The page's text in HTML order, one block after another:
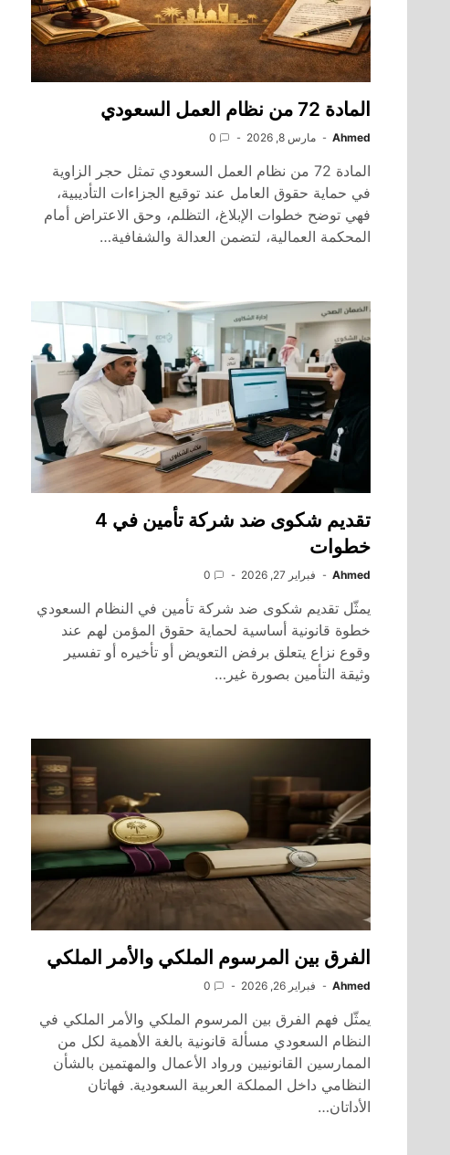
المادة 72 من نظام العمل السعودي
Ahmed مارس 8, 2026 0
المادة 72 من نظام العمل السعودي تمثل حجر الزاوية
في حماية حقوق العامل عند توقيع الجزاءات التأديبية،
فهي توضح خطوات الإبلاغ، التظلم، وحق الاعتراض أمام
المحكمة العمالية، لتضمن العدالة والشفافية…
تقديم شكوى ضد شركة تأمين في 4
خطوات
Ahmed فبراير 27, 2026 0
يمثّل تقديم شكوى ضد شركة تأمين في النظام السعودي
خطوة قانونية أساسية لحماية حقوق المؤمن لهم عند
وقوع نزاع يتعلق برفض التعويض أو تأخيره أو تفسير
وثيقة التأمين بصورة غير…
الفرق بين المرسوم الملكي والأمر الملكي
Ahmed فبراير 26, 2026 0
يمثّل فهم الفرق بين المرسوم الملكي والأمر الملكي في
النظام السعودي مسألة قانونية بالغة الأهمية لكل من
الممارسين القانونيين ورواد الأعمال والمهتمين بالشأن
النظامي داخل المملكة العربية السعودية. فهاتان
الأداتان…